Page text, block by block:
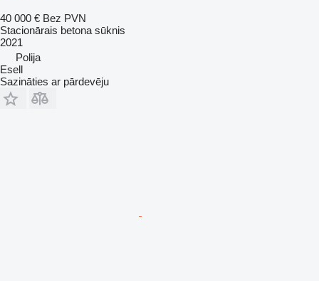
40 000 € Bez PVN
Stacionārais betona sūknis
2021
Polija
Esell
Sazināties ar pārdevēju